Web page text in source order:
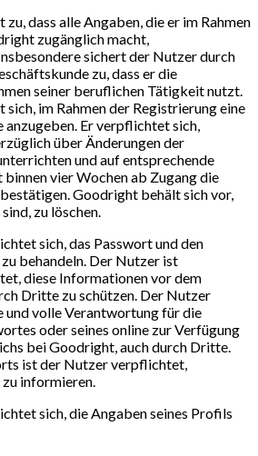
dass alle Angaben, die er im Rahmen
zugänglich macht,
sichert der Nutzer durch
zu, dass er die
seiner beruflichen Tätigkeit nutzt.
im Rahmen der Registrierung eine
Er verpflichtet sich,
über Änderungen der
und auf entsprechende
vier Wochen ab Zugang die
Goodright behält sich vor,
zu löschen.
sich, das Passwort und den
behandeln. Der Nutzer ist
diese Informationen vor dem
Dritte zu schützen. Der Nutzer
und volle Verantwortung für die
oder seines online zur Verfügung
bei Goodright, auch durch Dritte.
ist der Nutzer verpflichtet,
informieren.
sich, die Angaben seines Profils